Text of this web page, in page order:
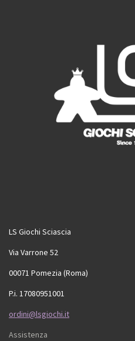
LS Giochi Sciascia
Via Varrone 52
00071 Pomezia (Roma)
P.i. 17080951001
ordini@lsgiochi.it
Assistenza